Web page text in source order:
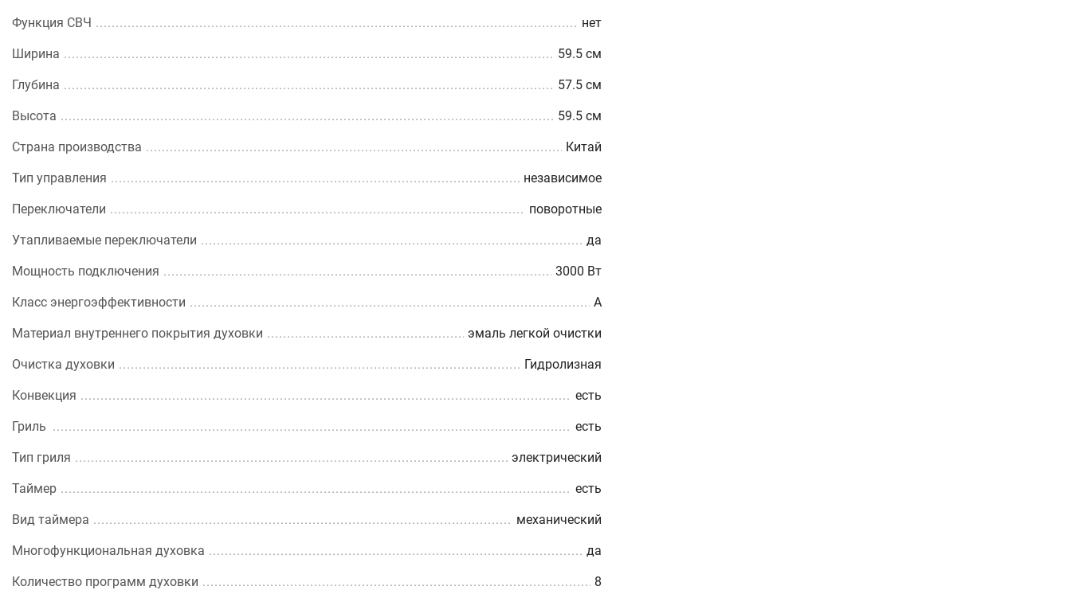
Функция СВЧ нет
Ширина 59.5 см
Глубина 57.5 см
Высота 59.5 см
Страна производства Китай
Тип управления независимое
Переключатели поворотные
Утапливаемые переключатели да
Мощность подключения 3000 Вт
Класс энергоэффективности A
Материал внутреннего покрытия духовки эмаль легкой очистки
Очистка духовки Гидролизная
Конвекция есть
Гриль есть
Тип гриля электрический
Таймер есть
Вид таймера механический
Многофункциональная духовка да
Количество программ духовки 8